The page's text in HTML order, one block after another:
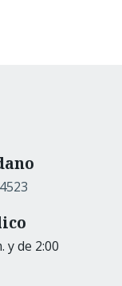
y de 2:00